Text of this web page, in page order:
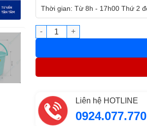
Thời gian: Từ 8h - 17h00 Thứ 2
Xô Nhựa 4 Lít Duy Tân Không
Liên hệ HOTLINE
0924.077.770